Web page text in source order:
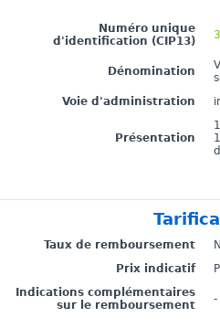
Numéro unique
d'identification (CIP13)
Dénomination
Voie d'administration
Présentation
Taux de remboursement
Prix indicatif
Indications complémentaires
sur le remboursement
-